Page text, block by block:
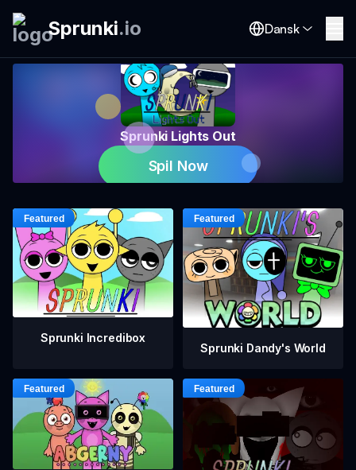
Sprunki.io Dansk
Sprunki Lights Out
Spil Now
Sprunki Incredibox
Sprunki Dandy's World